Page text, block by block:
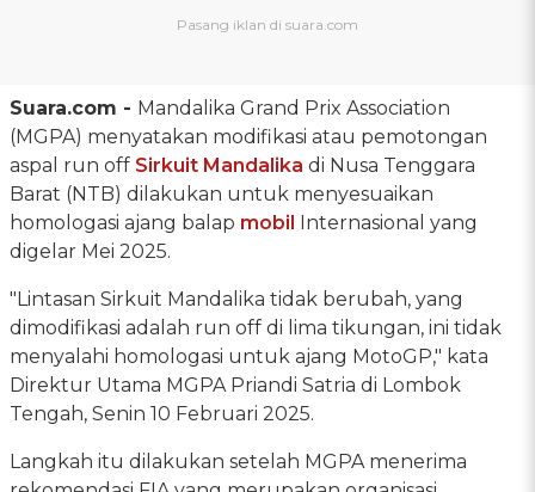
Suara.com - Mandalika Grand Prix Association
(MGPA) menyatakan modifikasi atau pemotongan
aspal run off Sirkuit Mandalika di Nusa Tenggara
Barat (NTB) dilakukan untuk menyesuaikan
homologasi ajang balap mobil Internasional yang
digelar Mei 2025.
"Lintasan Sirkuit Mandalika tidak berubah, yang
dimodifikasi adalah run off di lima tikungan, ini tidak
menyalahi homologasi untuk ajang MotoGP," kata
Direktur Utama MGPA Priandi Satria di Lombok
Tengah, Senin 10 Februari 2025.
Langkah itu dilakukan setelah MGPA menerima